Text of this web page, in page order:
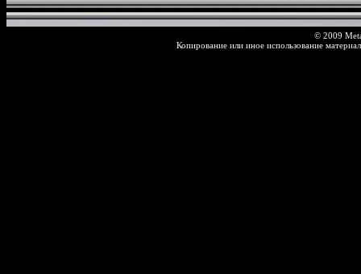
© 2009
Копирование или иное использование